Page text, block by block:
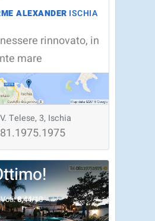
ALEXANDER ISCHIA
rinnovato, in
mare
Telese, 3, Ischia
8,44/10